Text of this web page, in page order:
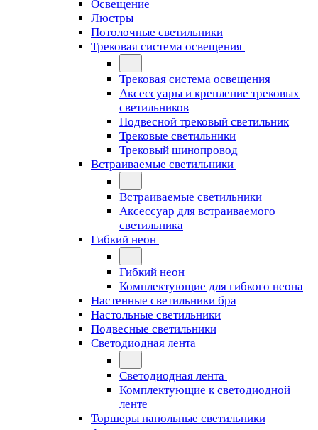
Освещение
Люстры
Потолочные светильники
Трековая система освещения
Трековая система освещения
Аксессуары и крепление трековых
светильников
Подвесной трековый светильник
Трековые светильники
Трековый шинопровод
Встраиваемые светильники
Встраиваемые светильники
Аксессуар для встраиваемого
светильника
Гибкий неон
Гибкий неон
Комплектующие для гибкого неона
Настенные светильники бра
Настольные светильники
Подвесные светильники
Светодиодная лента
Светодиодная лента
Комплектующие к светодиодной
ленте
Торшеры напольные светильники